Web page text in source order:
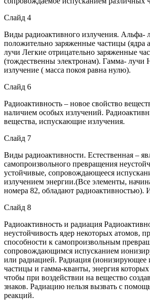
Слайд 4
Виды радиоактивного излучения. Альфа-
положительно заряженные частицы (ядра
лучи Легкие отрицательно заряженные
(тождественны электронам). Гамма- лучи
излучение ( масса покоя равна нулю).
Слайд 6
Радиоактивность – новое свойство
наличием особых излучений.
вещества, испускающие излучения.
Слайд 7
Виды радиоактивности. Естественная –
самопроизвольного превращения
устойчивые, сопровождающееся
излучением энергии.(Все элементы,
номера 82, обладают радиоактивностью).
Слайд 8
Радиоактивность и радиация
неустойчивость ядер некоторых атомов,
способности к самопроизвольным
сопровождающимся испусканием
или радиацией. Радиация (ионизирующее
частицы и гамма-кванты, энергия которых
чтобы при воздействии на вещество
знаков. Радиацию нельзя вызвать с
реакций.